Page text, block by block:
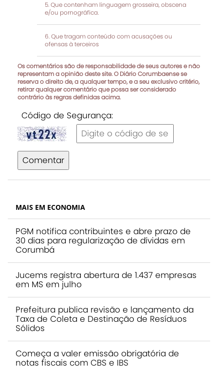
Que contenham linguagem grosseira, obscena
e/ou pornográfica.
Que tragam conteúdo com acusações ou
ofensas à terceiros
Os comentários são de responsabilidade de seus autores e não
representam a opinião deste site. O Diário Corumbaense se
reserva o direito de, a qualquer tempo, e a seu exclusivo critério,
retirar qualquer comentário que possa ser considerado
contrário às regras definidas acima.
Código de Segurança:
Comentar
MAIS EM ECONOMIA
PGM notifica contribuintes e abre prazo de
30 dias para regularização de dívidas em
Corumbá
Jucems registra abertura de 1.437 empresas
em MS em julho
Prefeitura publica revisão e lançamento da
Taxa de Coleta e Destinação de Resíduos
Sólidos
Começa a valer emissão obrigatória de
notas fiscais com CBS e IBS